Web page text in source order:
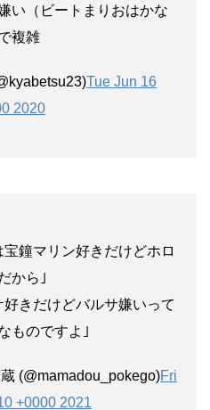
い（ビートまりおはかな
複雑
Tue Jun 16
2020
宝鐘マリン好きだけどホロ
から｣
きだけどバルサ嫌いって
ものですよ｣
(@mamadou_pokego)Fri
+0000 2021